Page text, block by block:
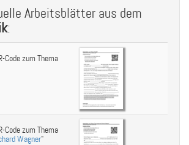
Arbeitsblätter aus dem
:
zum Thema
zum Thema
Wagner"